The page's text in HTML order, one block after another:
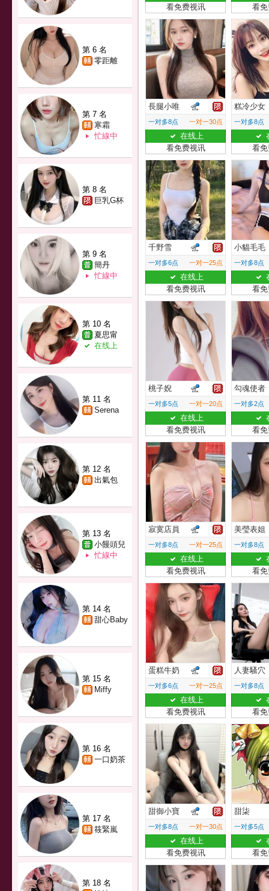
第 6 名
零距離
第 7 名
寒霜
忙線中
第 8 名
巨乳G杯
第 9 名
簡丹
忙線中
第 10 名
夏思甯
在线上
第 11 名
Serena
第 12 名
出氣包
第 13 名
小饅頭兒
忙線中
第 14 名
甜心Baby
第 15 名
Miffy
第 16 名
一口奶茶
第 17 名
筱緊嵐
第 18 名
看免费视讯
看
長腿小唯
一对多8点 一对一30点
在线上
看免费视讯
糕冷少女
一对多8点
看
千野雪
一对多6点 一对一25点
在线上
看免费视讯
小貓毛毛
一对多8点
看
桃子婗
一对多5点 一对一20点
在线上
看免费视讯
勾魂使者
一对多2点
看
寂寞店員
一对多8点 一对一25点
在线上
看免费视讯
美瑩表姐
一对多8点
看
蛋糕牛奶
一对多6点 一对一25点
在线上
看免费视讯
人妻騷穴
一对多8点
看
甜御小寶
一对多8点 一对一30点
在线上
看免费视讯
甜柒
一对多5点
看